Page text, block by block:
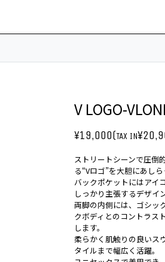
V LOGO-
¥19,000(TAX IN
ストリートシーンで圧倒
る“Vロゴ”を大胆にあし
バックポケットにはアイ
しっかり主張するデザイ
両脚の内側には、ゴシッ
クボディとのコントラス
します。
柔らかく肌触りの良いス
タイルまで幅広く活躍。